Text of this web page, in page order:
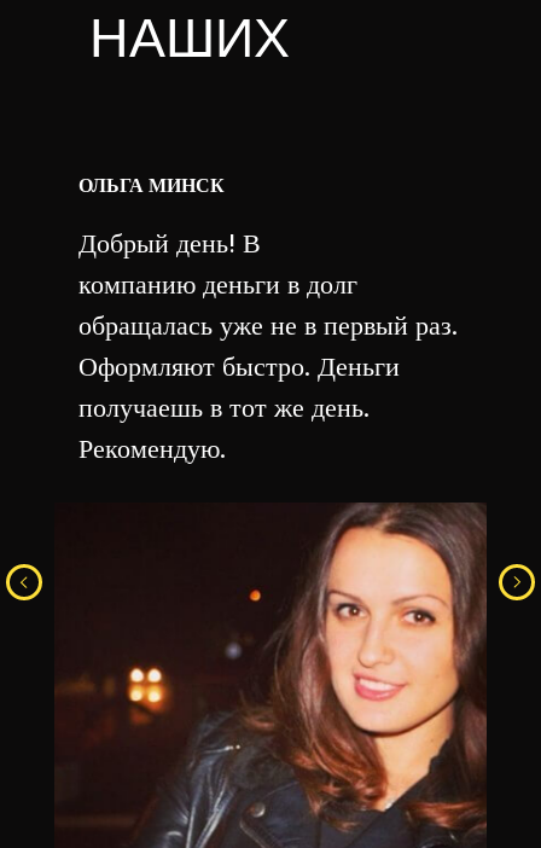
НАШИХ
ОЛЬГА МИНСК
Добрый день! В
компанию деньги в долг
обращалась уже не в первый раз.
Оформляют быстро. Деньги
получаешь в тот же день.
Рекомендую.